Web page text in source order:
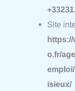
Site
https://
o.fr/
isieux/